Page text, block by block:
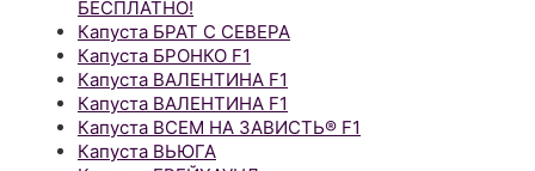
БЕСПЛАТНО!
Капуста БРАТ С СЕВЕРА
Капуста БРОНКО F1
Капуста ВАЛЕНТИНА F1
Капуста ВАЛЕНТИНА F1
Капуста ВСЕМ НА ЗАВИСТЬ® F1
Капуста ВЬЮГА